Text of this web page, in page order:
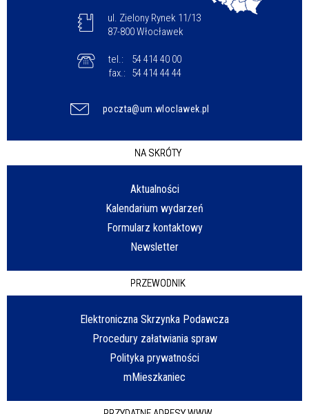
ul. Zielony Rynek 11/13
87-800 Włocławek
tel.:
54 414 40 00
fax.:
54 414 44 44
poczta@um.wloclawek.pl
NA SKRÓTY
Aktualności
Kalendarium wydarzeń
Formularz kontaktowy
Newsletter
PRZEWODNIK
Elektroniczna Skrzynka Podawcza
Procedury załatwiania spraw
Polityka prywatności
mMieszkaniec